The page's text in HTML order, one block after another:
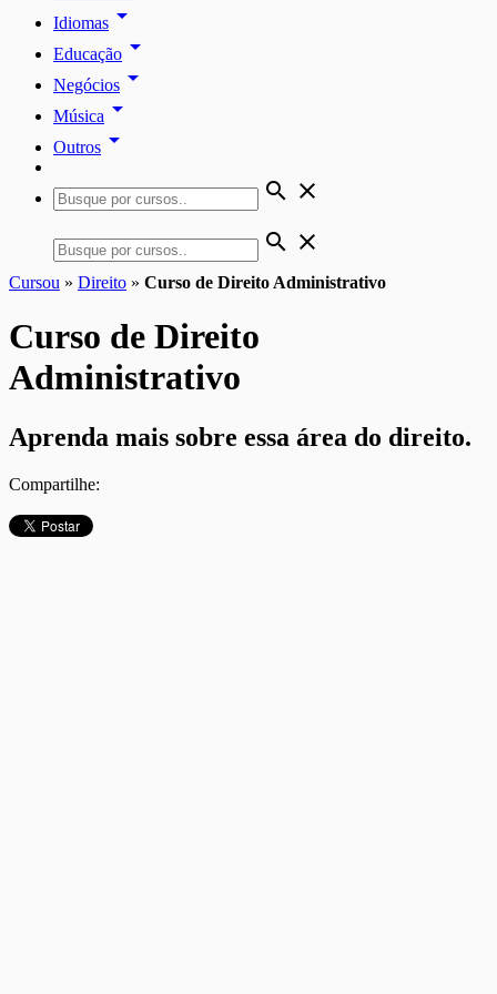
Idiomas arrow_drop_down
Educação arrow_drop_down
Negócios arrow_drop_down
Música arrow_drop_down
Outros arrow_drop_down
search close
search close
Cursou » Direito » Curso de Direito Administrativo
Curso de Direito
Administrativo
Aprenda mais sobre essa área do direito.
Compartilhe: